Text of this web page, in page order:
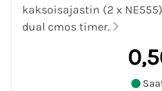
kaksoisajastin (2 x
dual cmos timer.